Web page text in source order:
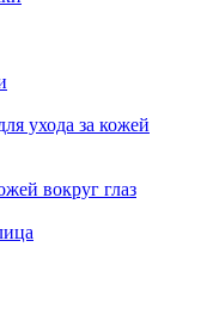
ухода за кожей
вокруг глаз